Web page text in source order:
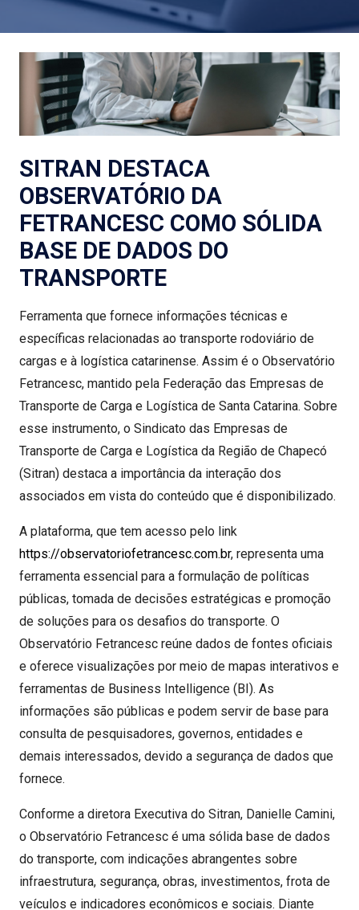
SITRAN DESTACA
OBSERVATÓRIO DA
FETRANCESC COMO SÓLIDA
BASE DE DADOS DO
TRANSPORTE
Ferramenta que fornece informações técnicas e
específicas relacionadas ao transporte rodoviário de
cargas e à logística catarinense. Assim é o Observatório
Fetrancesc, mantido pela Federação das Empresas de
Transporte de Carga e Logística de Santa Catarina. Sobre
esse instrumento, o Sindicato das Empresas de
Transporte de Carga e Logística da Região de Chapecó
(Sitran) destaca a importância da interação dos
associados em vista do conteúdo que é disponibilizado.
A plataforma, que tem acesso pelo link
https://observatoriofetrancesc.com.br, representa uma
ferramenta essencial para a formulação de políticas
públicas, tomada de decisões estratégicas e promoção
de soluções para os desafios do transporte. O
Observatório Fetrancesc reúne dados de fontes oficiais
e oferece visualizações por meio de mapas interativos e
ferramentas de Business Intelligence (BI). As
informações são públicas e podem servir de base para
consulta de pesquisadores, governos, entidades e
demais interessados, devido a segurança de dados que
fornece.
Conforme a diretora Executiva do Sitran, Danielle Camini,
o Observatório Fetrancesc é uma sólida base de dados
do transporte, com indicações abrangentes sobre
infraestrutura, segurança, obras, investimentos, frota de
veículos e indicadores econômicos e sociais. Diante